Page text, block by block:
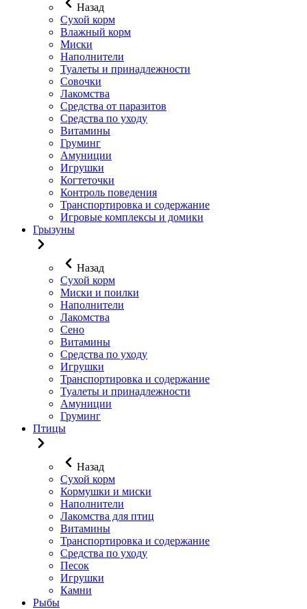
Назад
Сухой корм
Влажный корм
Миски
Наполнители
Туалеты и принадлежности
Совочки
Лакомства
Средства от паразитов
Средства по уходу
Витамины
Груминг
Амуниции
Игрушки
Когтеточки
Контроль поведения
Транспортировка и содержание
Игровые комплексы и домики
Грызуны
Назад
Сухой корм
Миски и поилки
Наполнители
Лакомства
Сено
Витамины
Средства по уходу
Игрушки
Транспортировка и содержание
Туалеты и принадлежности
Амуниции
Груминг
Птицы
Назад
Сухой корм
Кормушки и миски
Наполнители
Лакомства для птиц
Витамины
Транспортировка и содержание
Средства по уходу
Песок
Игрушки
Камни
Рыбы